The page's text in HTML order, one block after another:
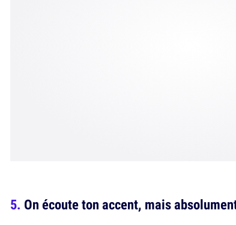
On écoute ton accent, mais